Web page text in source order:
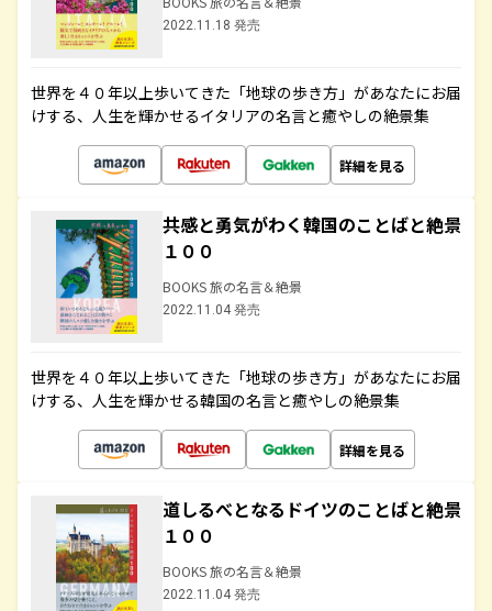
2022.11.18 発売
世界を４０年以上歩いてきた「地球の歩き方」があなたにお届
けする、人生を輝かせるイタリアの名言と癒やしの絶景集
詳細を見る
共感と勇気がわく韓国のことばと絶景
１００
BOOKS 旅の名言＆絶景
2022.11.04 発売
世界を４０年以上歩いてきた「地球の歩き方」があなたにお届
けする、人生を輝かせる韓国の名言と癒やしの絶景集
詳細を見る
道しるべとなるドイツのことばと絶景
１００
BOOKS 旅の名言＆絶景
2022.11.04 発売